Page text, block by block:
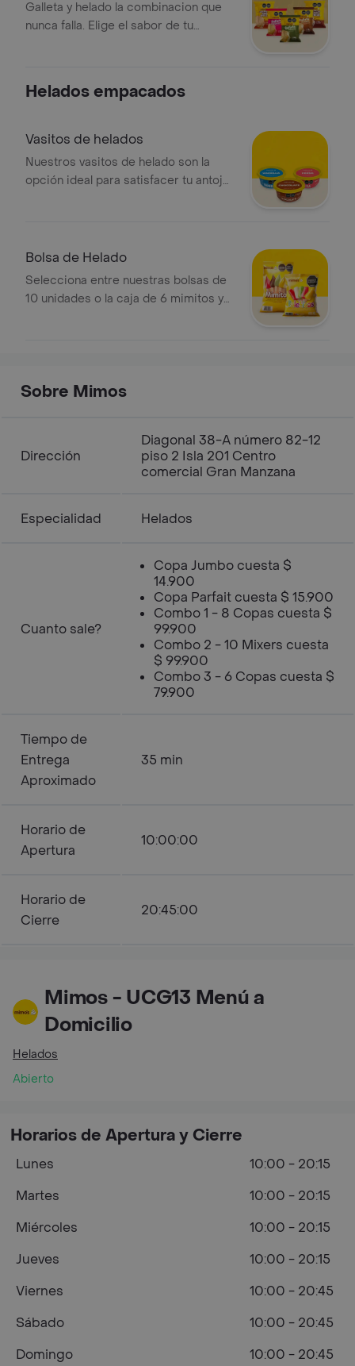
Galleta y helado la combinacion que
nunca falla. Elige el sabor de tu
Helados empacados
Vasitos de helados
Nuestros vasitos de helado son la
opción ideal para satisfacer tu antojo
Bolsa de Helado
Selecciona entre nuestras bolsas de
10 unidades o la caja de 6 mimitos y
Sobre Mimos
Dirección
Diagonal 38-A número 82-12
piso 2 Isla 201 Centro
comercial Gran Manzana
Especialidad Helados
Cuanto sale?
Copa Jumbo cuesta $
14.900
Copa Parfait cuesta $ 15.900
Combo 1 - 8 Copas cuesta $
99.900
Combo 2 - 10 Mixers cuesta
$ 99.900
Combo 3 - 6 Copas cuesta $
79.900
Tiempo de
Entrega
Aproximado
35 min
Horario de
Apertura
10:00:00
Horario de
Cierre
20:45:00
Mimos - UCG13 Menú a
Domicilio
Helados
Abierto
Horarios de Apertura y Cierre
Lunes
10:00 - 20:15
Martes
10:00 - 20:15
Miércoles
10:00 - 20:15
Jueves
10:00 - 20:15
Viernes
10:00 - 20:45
Sábado
10:00 - 20:45
Domingo
10:00 - 20:45